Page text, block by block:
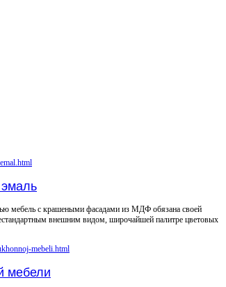
мебель с крашеными фасадами из МДФ обязана своей
внешним видом, широчайшей палитре цветовых
мебели